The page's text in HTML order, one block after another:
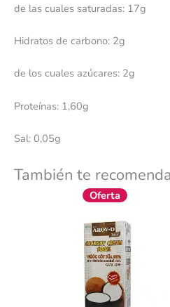
de las cuales saturadas: 17g
Hidratos de carbono: 2g
de los cuales azúcares: 2g
Proteínas: 1,60g
Sal: 0,05g
También te
Oferta
El
precio
era:
4,95 €.